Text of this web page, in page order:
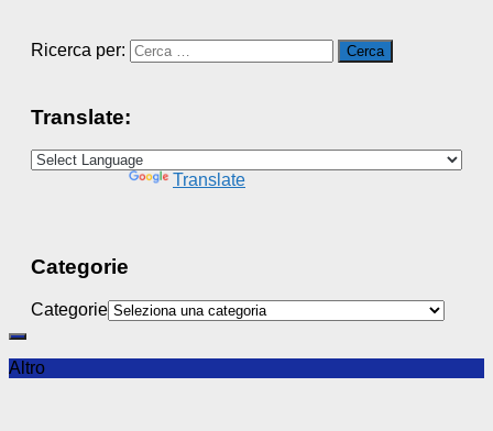
Ricerca per:
Translate:
Translate
Categorie
Categorie
Altro